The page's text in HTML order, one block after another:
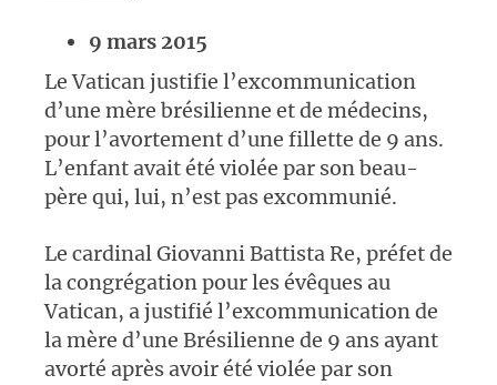
9 mars 2015
Le Vatican justifie l’excommunication
d’une mère brésilienne et de médecins,
pour l’avortement d’une fillette de 9 ans.
L’enfant avait été violée par son beau-
père qui, lui, n’est pas excommunié.
Le cardinal Giovanni Battista Re, préfet de
la congrégation pour les évêques au
Vatican, a justifié l’excommunication de
la mère d’une Brésilienne de 9 ans ayant
avorté après avoir été violée par son